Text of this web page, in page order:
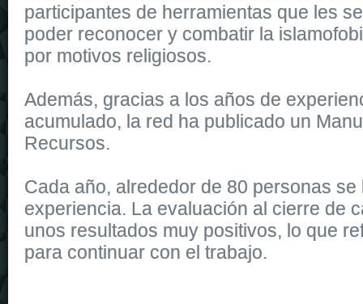
participantes de herramientas que les
poder reconocer y combatir la
por motivos religiosos.
Además, gracias a los años de
acumulado, la red ha publicado un
Recursos.
Cada año, alrededor de 80 personas
experiencia. La evaluación al cierre de
unos resultados muy positivos, lo que
para continuar con el trabajo.